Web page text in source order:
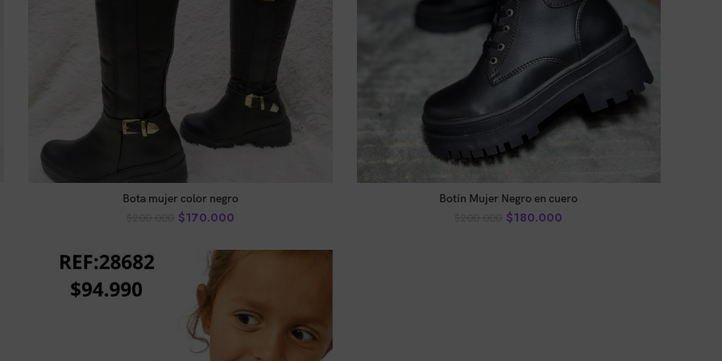
AÑADIR AL CARRITO
Bota mujer color negro
$170.000
AÑADIR AL CARRITO
Botín Mujer Negro en cuero
$180.000